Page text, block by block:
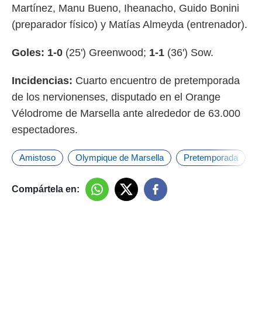
Martínez, Manu Bueno, Iheanacho, Guido Bonini
(preparador físico) y Matías Almeyda (entrenador).
Goles: 1-0 (25') Greenwood; 1-1 (36') Sow.
Incidencias: Cuarto encuentro de pretemporada
de los nervionenses, disputado en el Orange
Vélodrome de Marsella ante alrededor de 63.000
espectadores.
Amistoso Olympique de Marsella Pretemporada
Compártela en: